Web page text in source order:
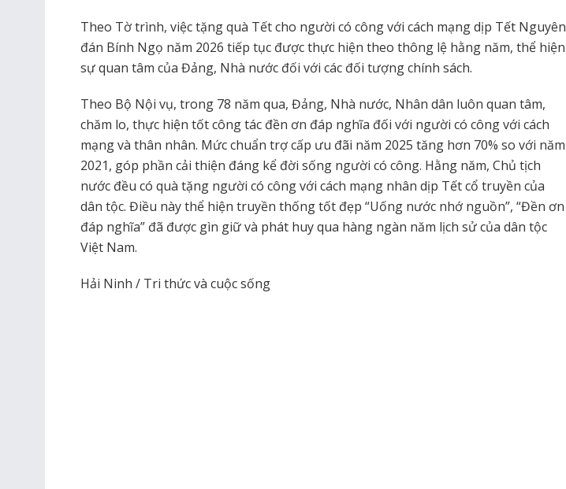
Theo Tờ trình, việc tặng quà Tết cho người có công với cách mạng dịp Tết Nguyên
đán Bính Ngọ năm 2026 tiếp tục được thực hiện theo thông lệ hằng năm, thể hiện
sự quan tâm của Đảng, Nhà nước đối với các đối tượng chính sách.
Theo Bộ Nội vụ, trong 78 năm qua, Đảng, Nhà nước, Nhân dân luôn quan tâm,
chăm lo, thực hiện tốt công tác đền ơn đáp nghĩa đối với người có công với cách
mạng và thân nhân. Mức chuẩn trợ cấp ưu đãi năm 2025 tăng hơn 70% so với năm
2021, góp phần cải thiện đáng kể đời sống người có công. Hằng năm, Chủ tịch
nước đều có quà tặng người có công với cách mạng nhân dịp Tết cổ truyền của
dân tộc. Điều này thể hiện truyền thống tốt đẹp “Uống nước nhớ nguồn”, “Đền ơn
đáp nghĩa” đã được gìn giữ và phát huy qua hàng ngàn năm lịch sử của dân tộc
Việt Nam.
Hải Ninh / Tri thức và cuộc sống